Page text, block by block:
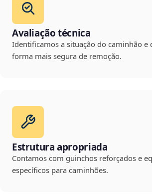
Avaliação técnica
Identificamos a situação do caminhão e
forma mais segura de remoção.
Estrutura apropriada
Contamos com guinchos reforçados e
específicos para caminhões.